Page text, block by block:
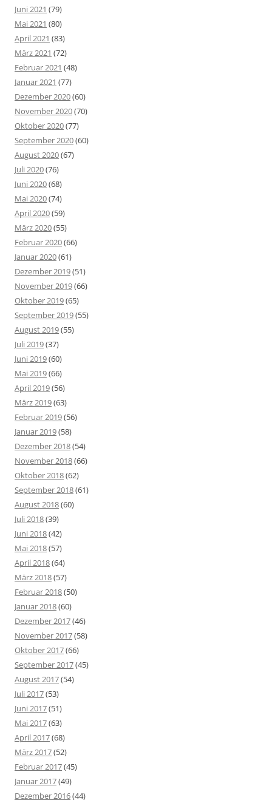
Juni 2021 (79)
Mai 2021 (80)
April 2021 (83)
März 2021 (72)
Februar 2021 (48)
Januar 2021 (77)
Dezember 2020(60)
November 2020(70)
Oktober 2020(77)
September 2020(60)
August 2020(67)
Juli 2020(76)
Juni 2020(68)
Mai 2020(74)
April 2020(59)
März 2020(55)
Februar 2020(66)
Januar 2020(61)
Dezember 2019(51)
November 2019(66)
Oktober 2019(65)
September 2019(55)
August 2019(55)
Juli 2019(37)
Juni 2019(60)
Mai 2019(66)
April 2019(56)
März 2019(63)
Februar 2019(56)
Januar 2019(58)
Dezember 2018(54)
November 2018(66)
Oktober 2018(62)
September 2018(61)
August 2018(60)
Juli 2018(39)
Juni 2018(42)
Mai 2018(57)
April 2018(64)
März 2018(57)
Februar 2018(50)
Januar 2018(60)
Dezember 2017(46)
November 2017(58)
Oktober 2017(66)
September 2017(45)
August 2017(54)
Juli 2017(53)
Juni 2017(51)
Mai 2017(63)
April 2017(68)
März 2017(52)
Februar 2017(45)
Januar 2017(49)
Dezember 2016(44)